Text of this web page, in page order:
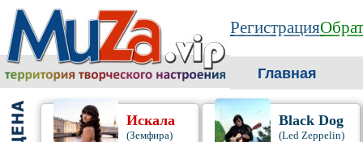
Регистрация
Главная
Искала
(Земфира)
Black Dog
(Led Zeppelin)